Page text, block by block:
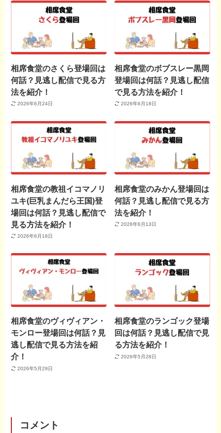
相席食堂のさくら登場回は
何話？見逃し配信で見る方
法を紹介！
2026年6月24日
相席食堂のボブスレー黒岡
登場回は何話？見逃し配信
で見る方法を紹介！
2026年6月18日
相席食堂の教祖イコマノリ
ユキ(巨乳まんだら王国)登
場回は何話？見逃し配信で
見る方法を紹介！
2026年6月18日
相席食堂のみかん登場回は
何話？見逃し配信で見る方
法を紹介！
2026年6月13日
相席食堂のヴィヴィアン・
モンロー登場回は何話？見
逃し配信で見る方法を紹
介！
2026年5月29日
相席食堂のランゴック登場
回は何話？見逃し配信で見
る方法を紹介！
2026年5月28日
コメント